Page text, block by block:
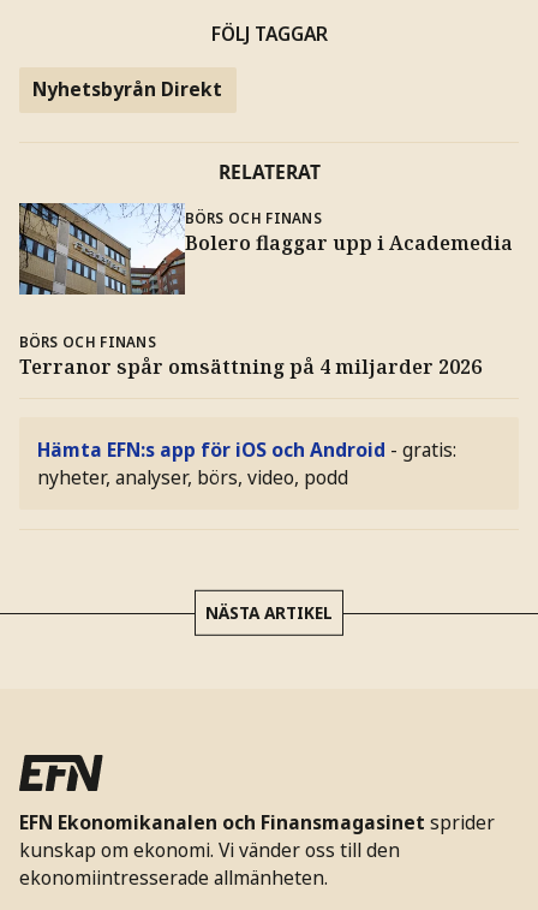
FÖLJ TAGGAR
Nyhetsbyrån Direkt
RELATERAT
BÖRS OCH FINANS
Bolero flaggar upp i Academedia
BÖRS OCH FINANS
Terranor spår omsättning på 4 miljarder 2026
Hämta EFN:s app för iOS och Android - gratis:
nyheter, analyser, börs, video, podd
NÄSTA ARTIKEL
EFN Ekonomikanalen och Finansmagasinet sprider
kunskap om ekonomi. Vi vänder oss till den
ekonomiintresserade allmänheten.